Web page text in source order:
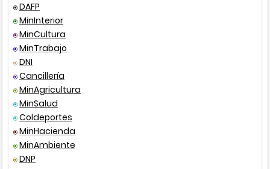
Ley
Otra
fuente
de
consulta
DAFP
MinInterior
MinCultura
MinTrabajo
DNI
Cancillería
MinAgricultura
MinSalud
Coldeportes
MinHacienda
MinAmbiente
DNP